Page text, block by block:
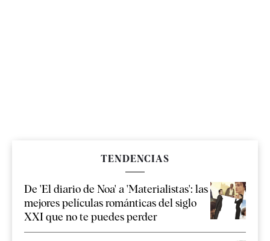
TENDENCIAS
De 'El diario de Noa' a 'Materialistas': las
mejores películas románticas del siglo
XXI que no te puedes perder